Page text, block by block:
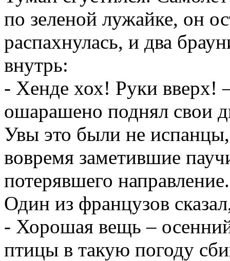
по зеленой лужайке, он
распахнулась, и два
внутрь:
- Хенде хох! Руки вверх!
ошарашено поднял свои
Увы это были не
вовремя заметившие
потерявшего направление.
Один из французов
- Хорошая вещь –
птицы в такую погоду